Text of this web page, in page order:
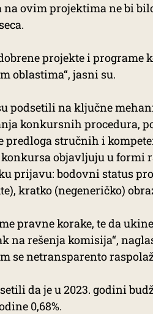
ovim projektima ne bi
projekte i programe
oblastima“, jasni su.
podsetili na ključne
konkursnih procedura,
predloga stručnih i
objavljuju u formi
prijavu: bodovni status
kratko (negeneričko)
pravne korake, te da
na rešenja komisija“,
se netransparento
da je u 2023. godini
0,68%.